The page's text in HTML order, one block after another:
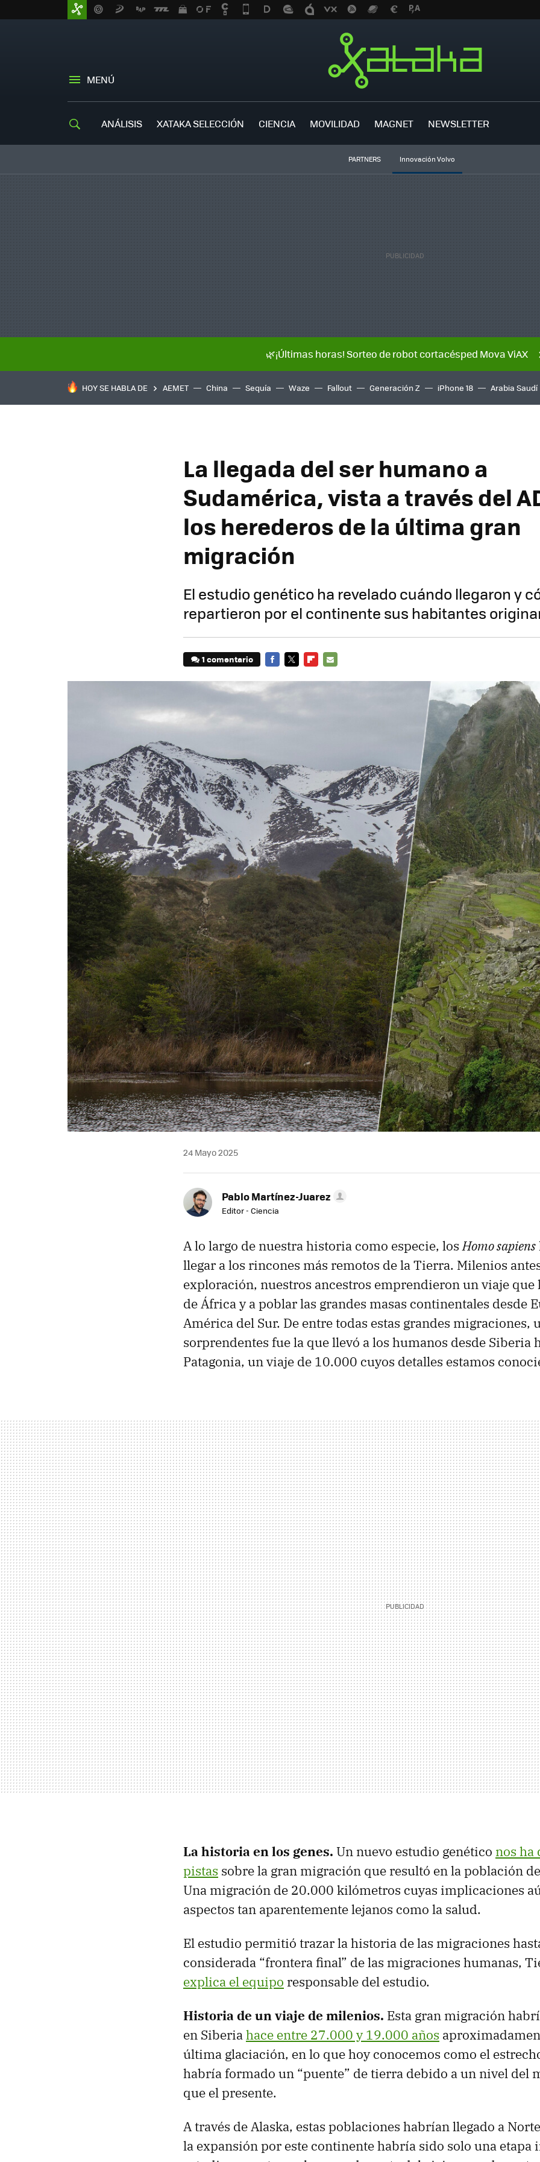
MENÚ
ANÁLISIS XATAKA SELECCIÓN CIENCIA MOVILIDAD MAGNET NEWSLETTER
PARTNERS Innovación Volvo
🌿¡Últimas horas! Sorteo de robot cortacésped Mova ViAX
HOY SE HABLA DE AEMET China Sequía Waze Fallout Generación Z iPhone 18 Arabia Saudí
La llegada del ser humano a
Sudamérica, vista a través del
los herederos de la última gran
migración
El estudio genético ha revelado cuándo llegaron y
repartieron por el continente sus habitantes
1 comentario
24 Mayo 2025
Pablo Martínez-Juarez
Editor - Ciencia
A lo largo de nuestra historia como especie, losHomo sapiens
llegar a los rincones más remotos de la Tierra. Milenios
exploración, nuestros ancestros emprendieron un viaje que
de África y a poblar las grandes masas continentales desde
América del Sur. De entre todas estas grandes migraciones,
sorprendentes fue la que llevó a los humanos desde Siberia
Patagonia, un viaje de 10.000 cuyos detalles estamos
La historia en los genes. Un nuevo estudio genético nos ha
pistas sobre la gran migración que resultó en la población
Una migración de 20.000 kilómetros cuyas implicaciones
aspectos tan aparentemente lejanos como la salud.
El estudio permitió trazar la historia de las migraciones
considerada “frontera final” de las migraciones humanas,
explica el equipo responsable del estudio.
Historia de un viaje de milenios. Esta gran migración
en Siberiahace entre 27.000 y 19.000 años
última glaciación, en lo que hoy conocemos como el
habría formado un “puente” de tierra debido a un nivel del
que el presente.
A través de Alaska, estas poblaciones habrían llegado a
la expansión por este continente habría sido solo una etapa